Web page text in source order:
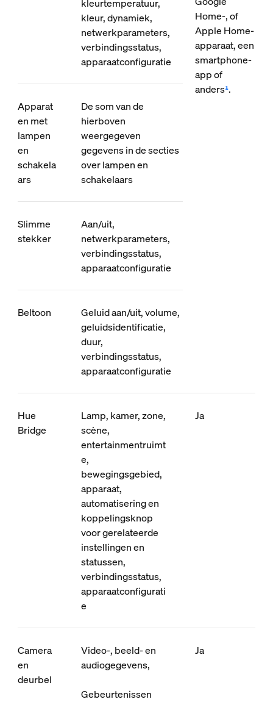
Home-, of
Apple Home-
apparaat, een
smartphone-
app of
anders¹.
kleurtemperatuur,
kleur, dynamiek,
netwerkparameters,
verbindingsstatus,
apparaatconfiguratie
Apparat
en met
lampen
en
schakela
ars
De som van de
hierboven
weergegeven
gegevens in de secties
over lampen en
schakelaars
Slimme
stekker
Aan/uit,
netwerkparameters,
verbindingsstatus,
apparaatconfiguratie
Beltoon
Geluid aan/uit, volume,
geluidsidentificatie,
duur,
verbindingsstatus,
apparaatconfiguratie
Hue
Bridge
Lamp, kamer, zone,
scène,
entertainmentruimt
e,
bewegingsgebied,
apparaat,
automatisering en
koppelingsknop
voor gerelateerde
instellingen en
statussen,
verbindingsstatus,
apparaatconfigurati
e
Ja
Camera
en
deurbel
Video-, beeld- en
audiogegevens,
Gebeurtenissen
Ja